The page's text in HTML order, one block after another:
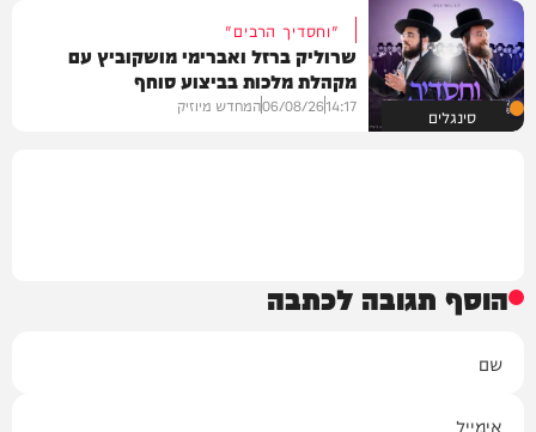
סינגלים
"וחסדיך הרבים"
שרוליק ברזל ואברימי מושקוביץ עם
מקהלת מלכות בביצוע סוחף
14:17
06/08/26המחדש מיוזיק
הוסף תגובה לכתבה